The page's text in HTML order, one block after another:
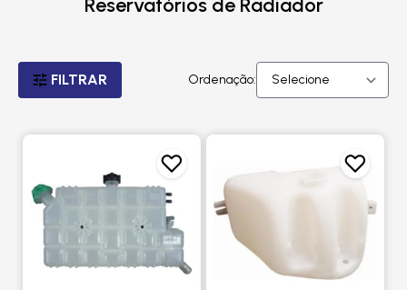
Reservatórios de Radiador
FILTRAR Ordenação: